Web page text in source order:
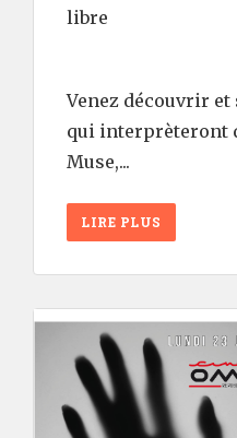
libre
Venez découvrir
qui interprèteront
Muse,...
LIRE PLUS